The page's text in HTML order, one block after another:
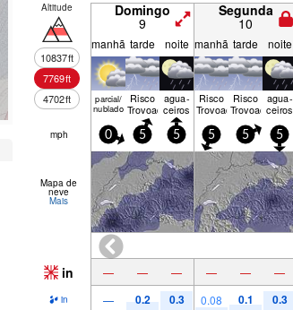
Altitude
10837ft
7769ft
4702ft
Domingo
9
Segunda
10
manhã tarde noite manhã tarde noite
parcial/
nublado
Risco
Trovoada
agua­
ceiros
Risco
Trovoada
Risco
Trovoada
agua­
ceiros
mph 0 5 5 5 5 5
Mapa de
neve
Mais
in — — — — — —
in — 0.2 0.3 0.08 0.1 0.3